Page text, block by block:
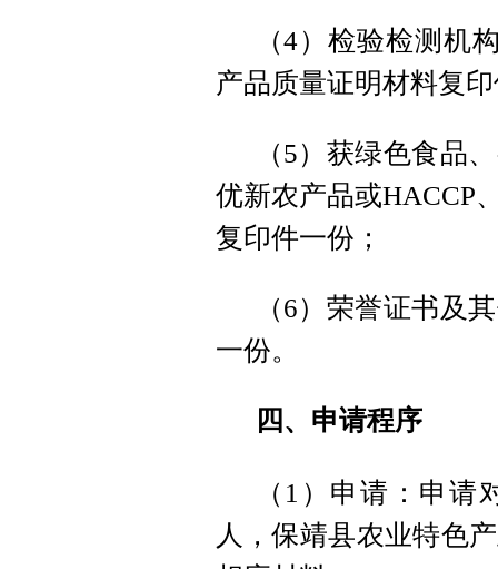
（4）检验检测机
产品质量证明材料复
（5）获绿色食品
优新农产品或HACCP
复印件一份；
（6）荣誉证书及
一份。
四、申请程序
（1）申请：申请
人，保靖县农业特色